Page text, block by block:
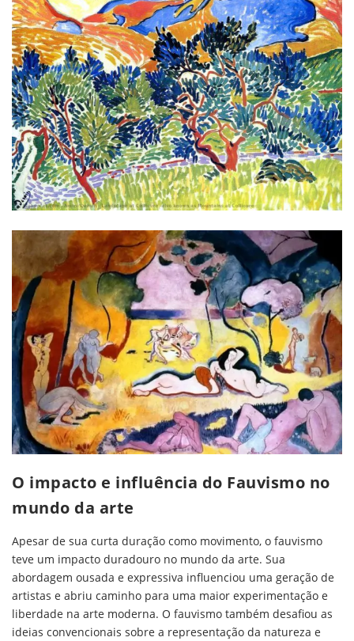
O impacto e influência do Fauvismo no
mundo da arte
Apesar de sua curta duração como movimento, o fauvismo
teve um impacto duradouro no mundo da arte. Sua
abordagem ousada e expressiva influenciou uma geração de
artistas e abriu caminho para uma maior experimentação e
liberdade na arte moderna. O fauvismo também desafiou as
ideias convencionais sobre a representação da natureza e